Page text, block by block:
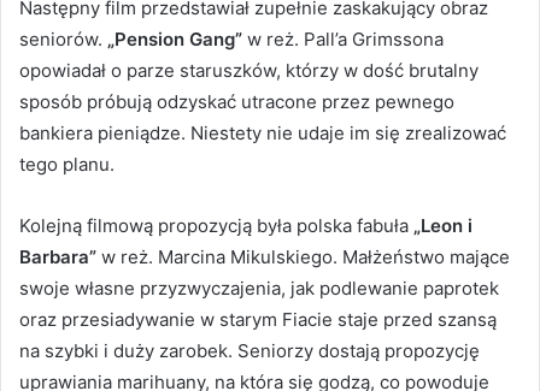
Następny film przedstawiał zupełnie zaskakujący obraz
seniorów. „Pension Gang” w reż. Pall’a Grimssona
opowiadał o parze staruszków, którzy w dość brutalny
sposób próbują odzyskać utracone przez pewnego
bankiera pieniądze. Niestety nie udaje im się zrealizować
tego planu.
Kolejną filmową propozycją była polska fabuła „Leon i
Barbara” w reż. Marcina Mikulskiego. Małżeństwo mające
swoje własne przyzwyczajenia, jak podlewanie paprotek
oraz przesiadywanie w starym Fiacie staje przed szansą
na szybki i duży zarobek. Seniorzy dostają propozycję
uprawiania marihuany, na która się godzą, co powoduje